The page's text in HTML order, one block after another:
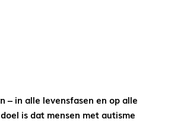
– in alle levensfasen en op alle
is dat mensen met autisme